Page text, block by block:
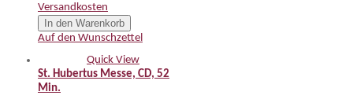
Versandkosten
In den Warenkorb
Auf den Wunschzettel
Quick View
St. Hubertus Messe, CD, 52
Min.